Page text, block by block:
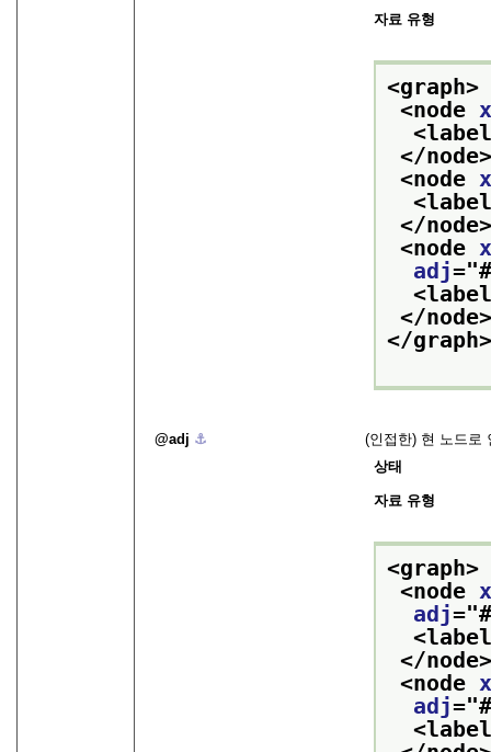
자료 유형
<graph>
<node
</node>
<node
</node>
<node
adj="
</node>
</graph>
adj ⚓︎
(인접한) 현 노드로
상태
자료 유형
<graph>
<node
adj="
</node>
<node
adj="